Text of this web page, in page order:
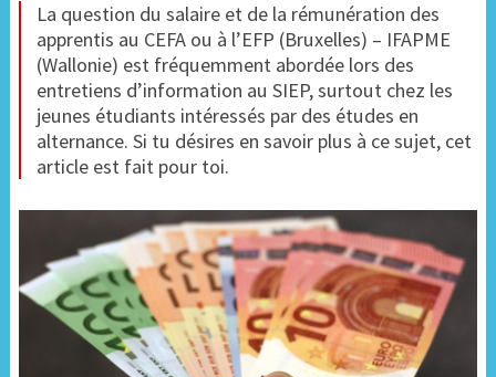
La question du salaire et de la rémunération des
apprentis au CEFA ou à l’EFP (Bruxelles) – IFAPME
(Wallonie) est fréquemment abordée lors des
entretiens d’information au SIEP, surtout chez les
jeunes étudiants intéressés par des études en
alternance. Si tu désires en savoir plus à ce sujet, cet
article est fait pour toi.